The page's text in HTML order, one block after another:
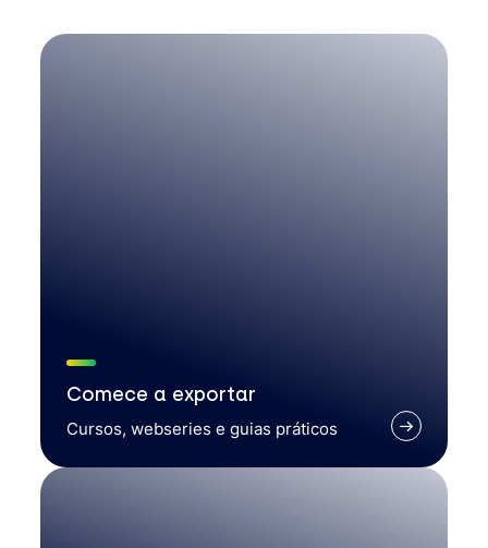
Comece a exportar
Cursos, webseries e guias práticos